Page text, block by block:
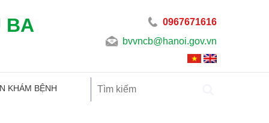
BA
0967671616
bvvncb@hanoi.gov.vn
KHÁM BỆNH